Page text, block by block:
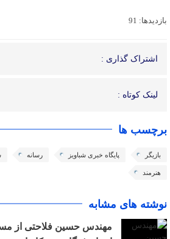
بازدیدها: 91
اشتراک گذاری :
لینک کوتاه :
برچسب ها
بازیگر پایگاه خبری شباویز رسانه
هنرمند
نوشته های مشابه
مهندس حسین فلاحتی از